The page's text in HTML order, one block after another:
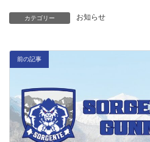
カテゴリー お知らせ
前の記事